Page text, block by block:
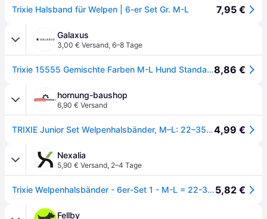
Trixie Halsband für Welpen | 6-er Set Gr. M-L 7,95 €
Galaxus
3,00 € Versand, 6–8 Tage
Trixie 15555 Gemischte Farben M-L Hund Standardkragen (L, M, Hund, Allgemein), Halsband + Leine8,86 €
hornung-baushop
6,90 € Versand
TRIXIE Junior Set Welpenhalsbänder, M–L: 22–35 cm / 10 mm, 6 Stück, schwarz, rot, royalblau4,99 €
Nexalia
5,90 € Versand, 2–4 Tage
Trixie Welpenhalsbänder - 6er-Set 1 - M-L = 22-35 cm5,82 €
Fellby